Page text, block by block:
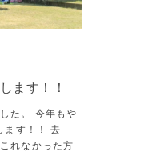
ます！！
た。 今年もや
ます！！ 去
れなかった方